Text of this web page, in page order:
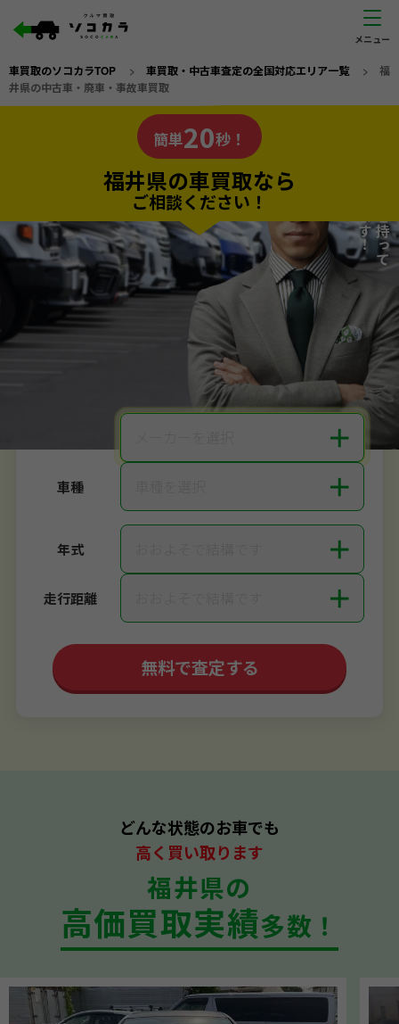
車買取のソコカラTOP > 車買取・中古車査定の全国対応エリア一覧> 福
井県の中古車・廃車・事故車買取
の車買取なら
ソコカラの
電話か出張か、高い方の査定を提案。
私たちが責任を持って
査定いたします！
簡単20秒！
福井県の車買取なら
ご相談ください！
20秒で入力完了！
カンタンWeb査定
ご依頼いただいたお車を丁寧に査定いたします
＋
車種 ＋
年式 ＋
走行距離 ＋
無料で査定する
どんな状態のお車でも
高く買い取ります
福井県の
高価買取実績多数！